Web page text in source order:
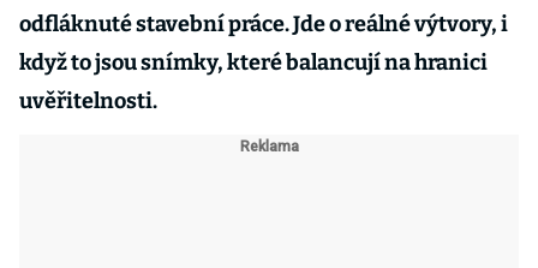
odfláknuté stavební práce. Jde o reálné výtvory, i
když to jsou snímky, které balancují na hranici
uvěřitelnosti.